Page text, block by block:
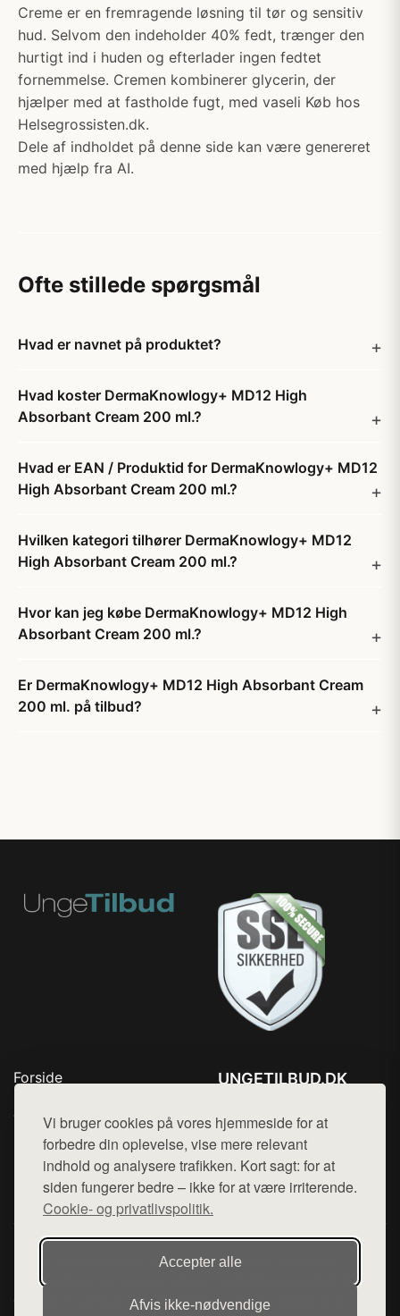
Vi bruger cookies på vores hjemmeside for at
forbedre din oplevelse, vise mere relevant
indhold og analysere trafikken. Kort sagt: for at
siden fungerer bedre – ikke for at være irriterende.
Cookie- og privatlivspolitik.
Accepter alle
Afvis ikke‑nødvendige
Creme er en fremragende løsning til tør og sensitiv
hud. Selvom den indeholder 40% fedt, trænger den
hurtigt ind i huden og efterlader ingen fedtet
fornemmelse. Cremen kombinerer glycerin, der
hjælper med at fastholde fugt, med vaseli Køb hos
Helsegrossisten.dk.
Dele af indholdet på denne side kan være genereret
med hjælp fra AI.
Ofte stillede spørgsmål
Hvad er navnet på produktet?
Hvad koster DermaKnowlogy+ MD12 High
Absorbant Cream 200 ml.?
Hvad er EAN / Produktid for DermaKnowlogy+ MD12
High Absorbant Cream 200 ml.?
Hvilken kategori tilhører DermaKnowlogy+ MD12
High Absorbant Cream 200 ml.?
Hvor kan jeg købe DermaKnowlogy+ MD12 High
Absorbant Cream 200 ml.?
Er DermaKnowlogy+ MD12 High Absorbant Cream
200 ml. på tilbud?
Forside
Top Rabatter
Blog
Kontakt
UNGETILBUD.DK
Mail: hej@want.dk
Cookie- og privatlivspolitik
Denne side er en del af want.dk, der udgiver en række
hjemmesider med præsentation af forskellige produkter fra
diverse webshops. Der sælges ikke varer fra denne side - vi